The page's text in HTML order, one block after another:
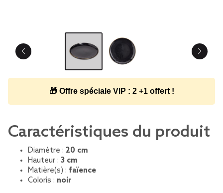
🎁 Offre spéciale VIP : 2 +1 offert !
Caractéristiques du produit
Diamètre : 20 cm
Hauteur : 3 cm
Matière(s) : faïence
Coloris : noir